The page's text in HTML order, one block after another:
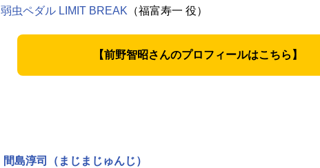
弱虫ペダル LIMIT BREAK （福富寿一 役）
【前野智昭さんのプロフィールはこちら】
間島淳司（まじまじゅんじ）